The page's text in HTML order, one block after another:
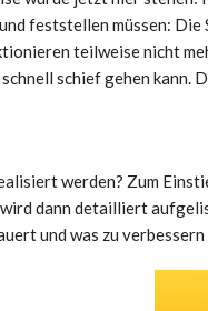
feststellen müssen: Die
teilweise nicht
schief gehen kann.
werden? Zum
dann detailliert
und was zu